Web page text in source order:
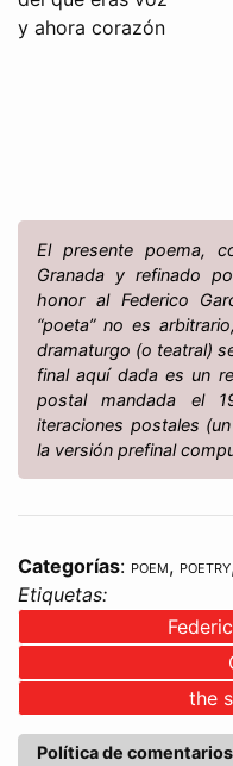
y ahora corazón
El presente poema,
Granada y refinado
honor al Federico
“poeta” no es
dramaturgo (o teatral)
final aquí dada es un
postal mandada el
iteraciones postales
la versión prefinal
Categorías: poem, poetry
Etiquetas:
the
Política de comentarios